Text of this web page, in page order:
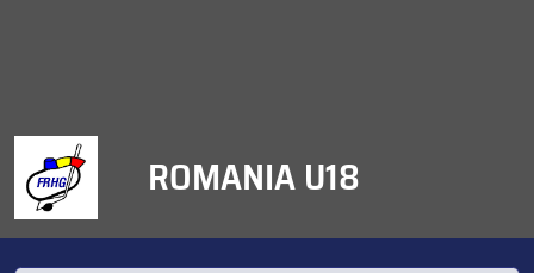
ROMANIA U18